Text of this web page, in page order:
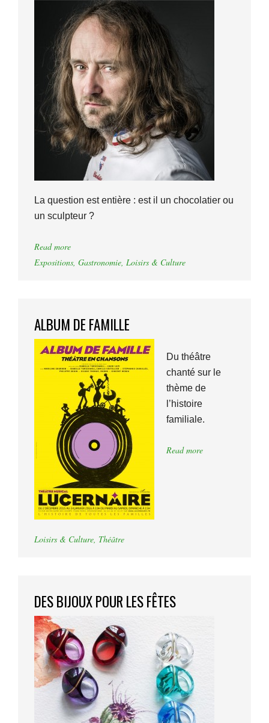
La question est entière : est il un chocolatier ou
un sculpteur ?
Read more
Expositions, Gastronomie, Loisirs & Culture
ALBUM DE FAMILLE
Du théâtre
chanté sur le
thème de
l’histoire
familiale.
Read more
Loisirs & Culture, Théâtre
DES BIJOUX POUR LES FÊTES